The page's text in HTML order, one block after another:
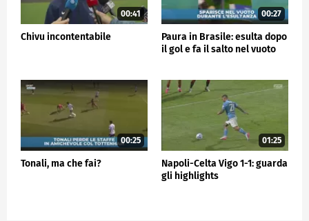
00:41
Chivu incontentabile
00:27
Paura in Brasile: esulta dopo
il gol e fa il salto nel vuoto
00:25
Tonali, ma che fai?
01:25
Napoli-Celta Vigo 1-1: guarda
gli highlights